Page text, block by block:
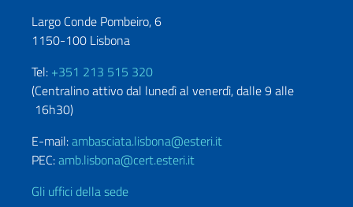
Largo Conde Pombeiro, 6
1150-100 Lisbona
Tel: +351 213 515 320
(Centralino attivo dal lunedì al venerdì, dalle 9 alle
16h30)
E-mail:ambasciata.lisbona@esteri.it
PEC:amb.lisbona@cert.esteri.it
Gli uffici della sede